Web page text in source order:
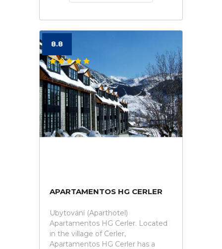
8.8
APARTAMENTOS HG CERLER
Ubytování (Aparthotel)
Apartamentos HG Cerler. Located
in the village of Cerler,
Apartamentos HG Cerler has a